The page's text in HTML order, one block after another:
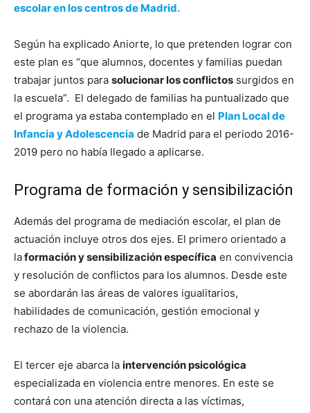
escolar en los centros de Madrid.
Según ha explicado Aniorte, lo que pretenden lograr con
este plan es “que alumnos, docentes y familias puedan
trabajar juntos para solucionar los conflictos surgidos en
la escuela”. El delegado de familias ha puntualizado que
el programa ya estaba contemplado en el Plan Local de
Infancia y Adolescencia de Madrid para el periodo 2016-
2019 pero no había llegado a aplicarse.
Programa de formación y sensibilización
Además del programa de mediación escolar, el plan de
actuación incluye otros dos ejes. El primero orientado a
laformación y sensibilización específica en convivencia
y resolución de conflictos para los alumnos. Desde este
se abordarán las áreas de valores igualitarios,
habilidades de comunicación, gestión emocional y
rechazo de la violencia.
El tercer eje abarca la intervención psicológica
especializada en violencia entre menores. En este se
contará con una atención directa a las víctimas,